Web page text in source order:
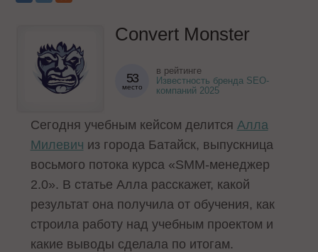
Convert Monster
53
место
в рейтинге
Известность бренда SEO-
компаний 2025
Сегодня учебным кейсом делится Алла
Милевич из города Батайск, выпускница
восьмого потока курса «SMM-менеджер
2.0». В статье Алла расскажет, какой
результат она получила от обучения, как
строила работу над учебным проектом и
какие выводы сделала по итогам.